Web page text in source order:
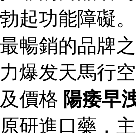
勃起功能障礙
最暢銷的品牌之
力爆发天馬行
及價格 陽痿早
原研進口藥，